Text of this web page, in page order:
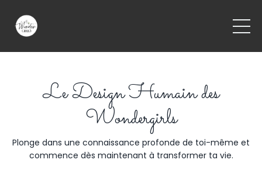
Le Design Humain des
Wondergirls
Plonge dans une connaissance profonde de toi-même et
commence dès maintenant à transformer ta vie.